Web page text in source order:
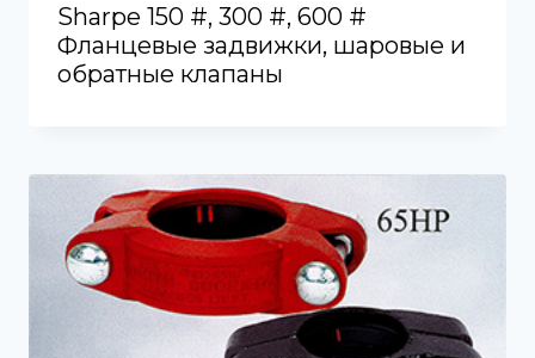
Sharpe 150 #, 300 #, 600 #
Фланцевые задвижки, шаровые и
обратные клапаны